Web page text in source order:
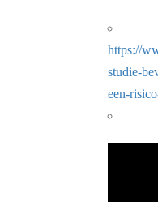
https://
studie-
een-